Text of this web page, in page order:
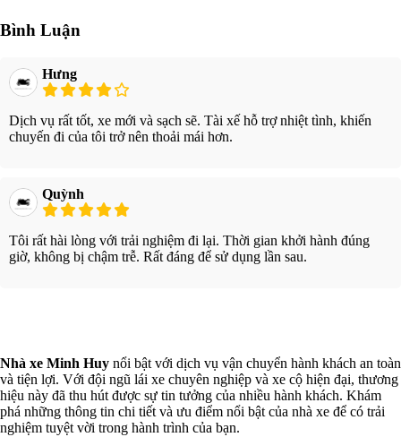
Bình Luận
Hưng
Dịch vụ rất tốt, xe mới và sạch sẽ. Tài xế hỗ trợ nhiệt tình, khiến
chuyến đi của tôi trở nên thoải mái hơn.
Quỳnh
Tôi rất hài lòng với trải nghiệm đi lại. Thời gian khởi hành đúng
giờ, không bị chậm trễ. Rất đáng để sử dụng lần sau.
Nhà xe Minh Huy nổi bật với dịch vụ vận chuyển hành khách an toàn
và tiện lợi. Với đội ngũ lái xe chuyên nghiệp và xe cộ hiện đại, thương
hiệu này đã thu hút được sự tin tưởng của nhiều hành khách. Khám
phá những thông tin chi tiết và ưu điểm nổi bật của nhà xe để có trải
nghiệm tuyệt vời trong hành trình của bạn.